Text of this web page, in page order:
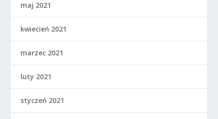
maj 2021
kwiecień 2021
marzec 2021
luty 2021
styczeń 2021